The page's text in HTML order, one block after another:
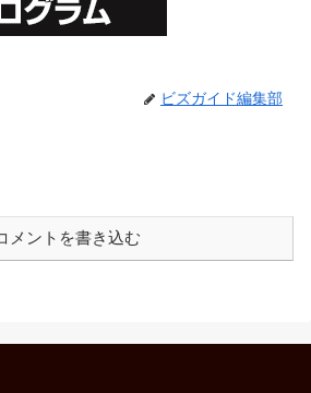
ビズガイド編集部
メントを書き込む